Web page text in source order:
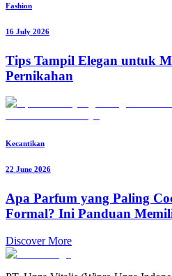
Fashion
16 July 2026
Tips Tampil Elegan untuk
Pernikahan
Kecantikan
22 June 2026
Apa Parfum yang Paling
Formal? Ini Panduan
Discover More